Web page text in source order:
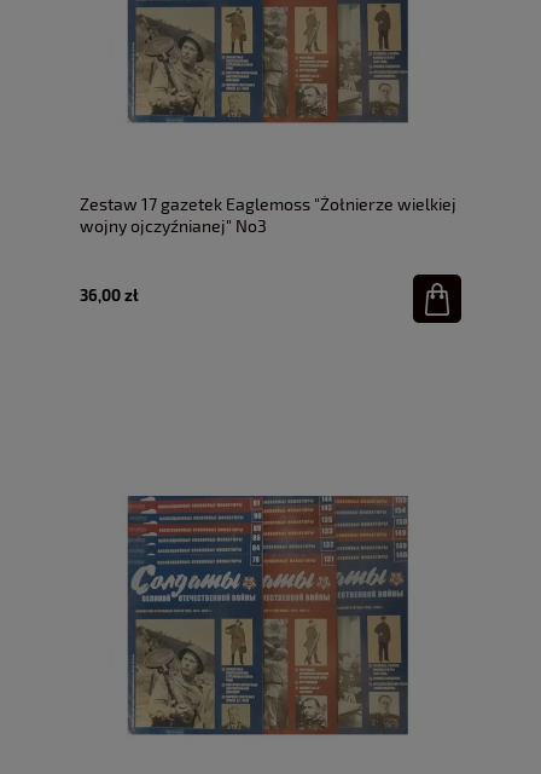
Zestaw 17 gazetek Eaglemoss "Żołnierze wielkiej
wojny ojczyźnianej" No3
36,00 zł